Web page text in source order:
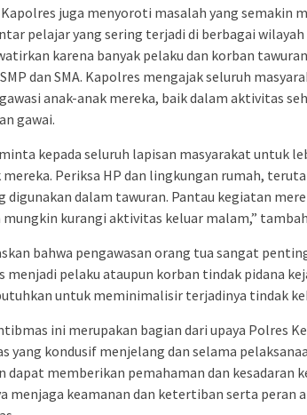
juga menyoroti masalah yang semakin
pelajar yang sering terjadi di berbagai
karena banyak pelaku dan korban
dan SMA. Kapolres mengajak seluruh
anak-anak mereka, baik dalam aktivitas
gawai.
kepada seluruh lapisan masyarakat untuk
mereka. Periksa HP dan lingkungan rumah,
digunakan dalam tawuran. Pantau kegiatan
mungkin kurangi aktivitas keluar malam,”
bahwa pengawasan orang tua sangat
menjadi pelaku ataupun korban tindak pidana
untuk meminimalisir terjadinya tindak
ini merupakan bagian dari upaya Polres
yang kondusif menjelang dan selama
dapat memberikan pemahaman dan kesadaran
menjaga keamanan dan ketertiban serta peran